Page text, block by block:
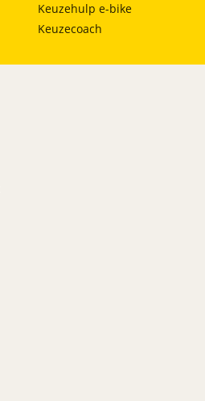
Keuzehulp e-bike
Keuzecoach